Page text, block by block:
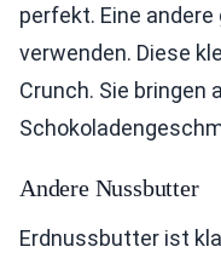
perfekt. Eine
verwenden. Diese
Crunch. Sie bringen
Andere Nussbutter
Erdnussbutter ist